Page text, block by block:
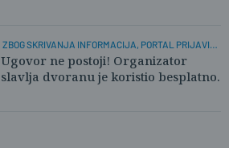
ZBOG SKRIVANJA INFORMACIJA, PORTAL PRIJAVIO
OPĆINU
Ugovor ne postoji! Organizator
slavlja dvoranu je koristio besplatno.